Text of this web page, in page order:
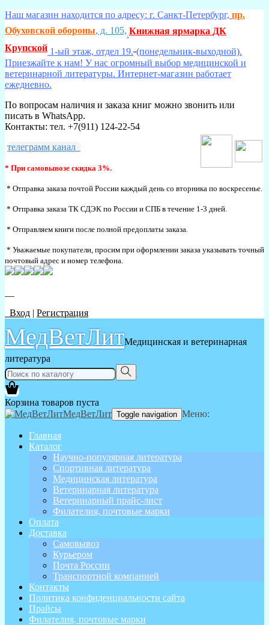
Наш магазин находится по адресу: г. Санкт-Петербург, пр.
Обуховской обороны, д. 105,,Книжная ярмарка ДК
Крупской 1-ый этаж, отдел 19. (понедельник-выходной).
Приезжайте к нам! У нас огромный выбор медицинской и
ветеринарной литературы. Интернет-магазин работает
ежедневно.
По вопросам наличия и заказа книг можно звонить или
писать в WhatsApp.
Контакты: тел. +7(911) 124-22-54
телеграмм канал
* При самовывозе скидка 3%.
* Отправка заказа почтой России каждый день со вторника по воскресенье.
* Отправка заказа ТК СДЭК по России и СПБ в течение 1-3 дней.
* Отправляем книги после полной предоплаты заказа.
* Уважаемые покупатели, просим при оформлении заказа указывать точный
почтовый адрес и номер телефона.
Вход | Регистрация
МедВетЛитМедицинская и ветеринарная
литература
Корзина товаров пуста
МедВетЛит Toggle navigation Меню:
Главная
Каталог
Научно-популярная литература
Спортивная литература
Медицинская литература
Ветеринарная литература
Ветеринарный прайс-лист
Филателия, почтовые марки
Оплата
Доставка
Самовывоз
Курьером
Почта России
Транспортной компанией
Контакты
Политика конфиденциальности сайта
Прайсы
Филателия, почтовые марки